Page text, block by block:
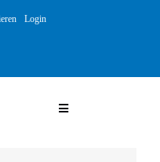
Login
Toggle